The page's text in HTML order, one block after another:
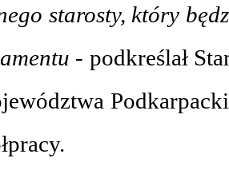
starosty, który
- podkreślał